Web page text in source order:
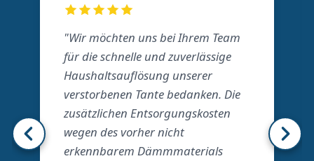
"Wir möchten uns bei Ihrem Team
für die schnelle und zuverlässige
Haushaltsauflösung unserer
verstorbenen Tante bedanken. Die
zusätzlichen Entsorgungskosten
wegen des vorher nicht
erkennbarem Dämmmaterials